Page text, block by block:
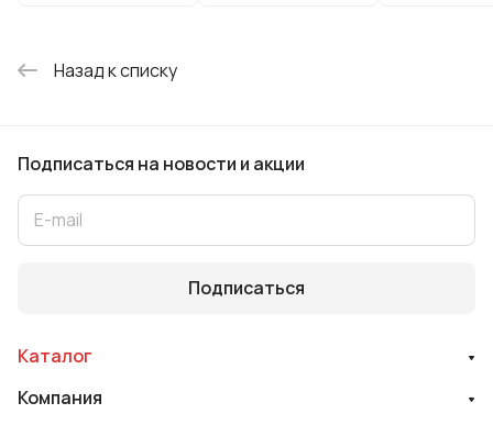
Назад к списку
Подписаться на новости и акции
Подписаться
Каталог
Компания